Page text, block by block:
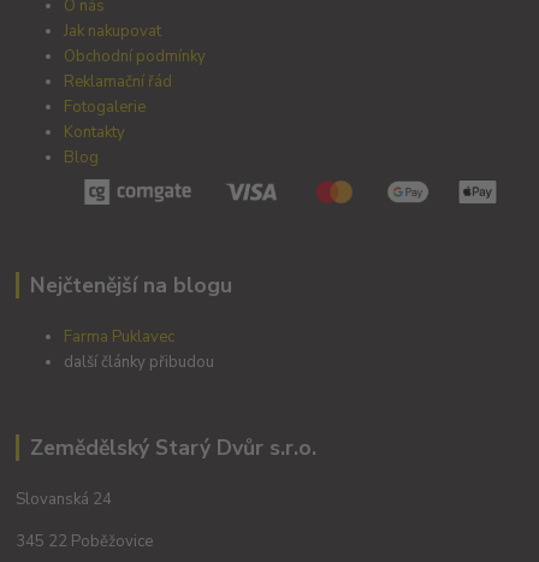
O nás
Jak nakupovat
Obchodní podmínky
Reklamační řád
Fotogalerie
Kontakty
Blog
Nejčtenější na blogu
Farma Puklavec
další články přibudou
Zemědělský Starý Dvůr s.r.o.
Slovanská 24
345 22 Poběžovice